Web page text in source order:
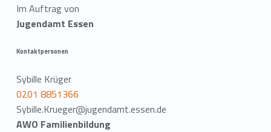
Im Auftrag von
Jugendamt Essen
Kontaktpersonen
Sybille Krüger
0201 8851366
Sybille.Krueger@jugendamt.essen.de
AWO Familienbildung